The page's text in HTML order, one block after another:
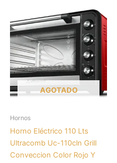
AGOTADO
Hornos
Horno Eléctrico 110 Lts
Ultracomb Uc-110cln Grill
Conveccion Color Rojo Y